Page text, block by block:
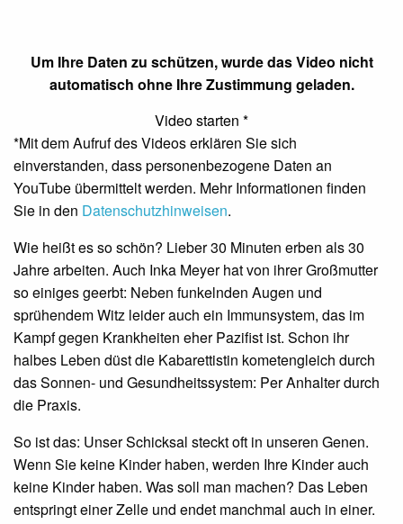
Um Ihre Daten zu schützen, wurde das Video nicht
automatisch ohne Ihre Zustimmung geladen.
Video starten *
*Mit dem Aufruf des Videos erklären Sie sich
einverstanden, dass personenbezogene Daten an
YouTube übermittelt werden. Mehr Informationen finden
Sie in den Datenschutzhinweisen.
Wie heißt es so schön? Lieber 30 Minuten erben als 30
Jahre arbeiten. Auch Inka Meyer hat von ihrer Großmutter
so einiges geerbt: Neben funkelnden Augen und
sprühendem Witz leider auch ein Immunsystem, das im
Kampf gegen Krankheiten eher Pazifist ist. Schon ihr
halbes Leben düst die Kabarettistin kometengleich durch
das Sonnen- und Gesundheitssystem: Per Anhalter durch
die Praxis.
So ist das: Unser Schicksal steckt oft in unseren Genen.
Wenn Sie keine Kinder haben, werden Ihre Kinder auch
keine Kinder haben. Was soll man machen? Das Leben
entspringt einer Zelle und endet manchmal auch in einer.